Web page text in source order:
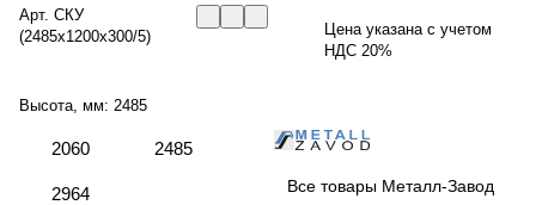
Арт. СКУ
(2485x1200x300/5)
Высота, мм: 2485
2060 2485
2964
Цена указана с учетом
НДС 20%
Все товары Металл-Завод